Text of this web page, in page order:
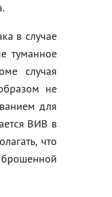
в случае
туманное
случая
не
для
ВИВ в
что